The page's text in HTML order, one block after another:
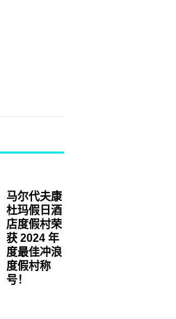
马尔代夫康
杜玛假日酒
店度假村荣
获 2024 年
度最佳冲浪
度假村称
号！